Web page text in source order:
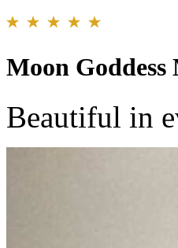
Moon
Beautiful in